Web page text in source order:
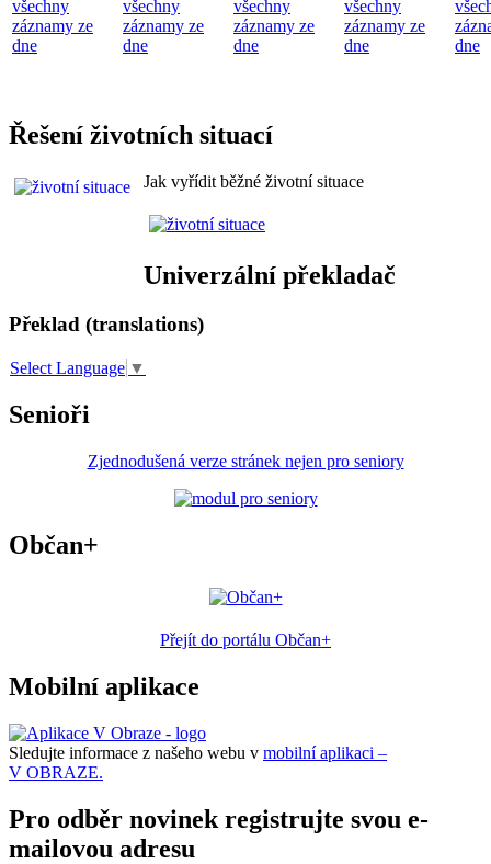
všechny
záznamy ze
dne
všechny
záznamy ze
dne
všechny
záznamy ze
dne
všechny
záznamy ze
dne
dne
Řešení životních situací
Jak vyřídit běžné životní situace
Univerzální překladač
Překlad (translations)
Select Language ▼
Senioři
Zjednodušená verze stránek nejen pro seniory
Občan+
Přejít do portálu Občan+
Mobilní aplikace
Sledujte informace z našeho webu v mobilní aplikaci –
V OBRAZE.
Pro odběr novinek registrujte svou e-
mailovou adresu